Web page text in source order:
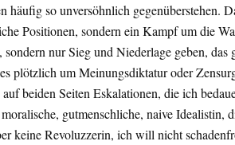
häufig so unversöhnlich gegenüberstehen.
Positionen, sondern ein Kampf um die
nur Sieg und Niederlage geben, das
plötzlich um Meinungsdiktatur oder
beiden Seiten Eskalationen, die ich
gutmenschliche, naive Idealistin,
keine Revoluzzerin, ich will nicht